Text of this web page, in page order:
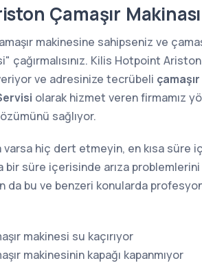
Çamaşır
makinesine sahipseniz ve
çağırmalısınız. Kilis Hotpoint
ve adresinize tecrübeli
olarak hizmet veren firmamız
sağlıyor.
varsa hiç dert etmeyin, en kısa süre
bir süre içerisinde arıza
da bu ve benzeri konularda
makinesi su kaçırıyor
makinesinin kapağı kapanmıyor